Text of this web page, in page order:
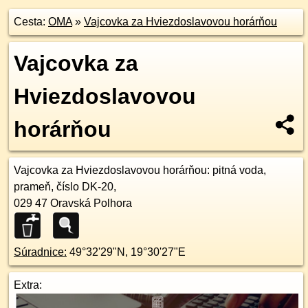
Cesta: OMA» Vajcovka za Hviezdoslavovou horárňou
Vajcovka za
Hviezdoslavovou
horárňou
Vajcovka za Hviezdoslavovou horárňou: pitná voda,
prameň, číslo DK-20,
029 47 Oravská Polhora
Súradnice: 49°32'29"N , 19°30'27"E
Extra: